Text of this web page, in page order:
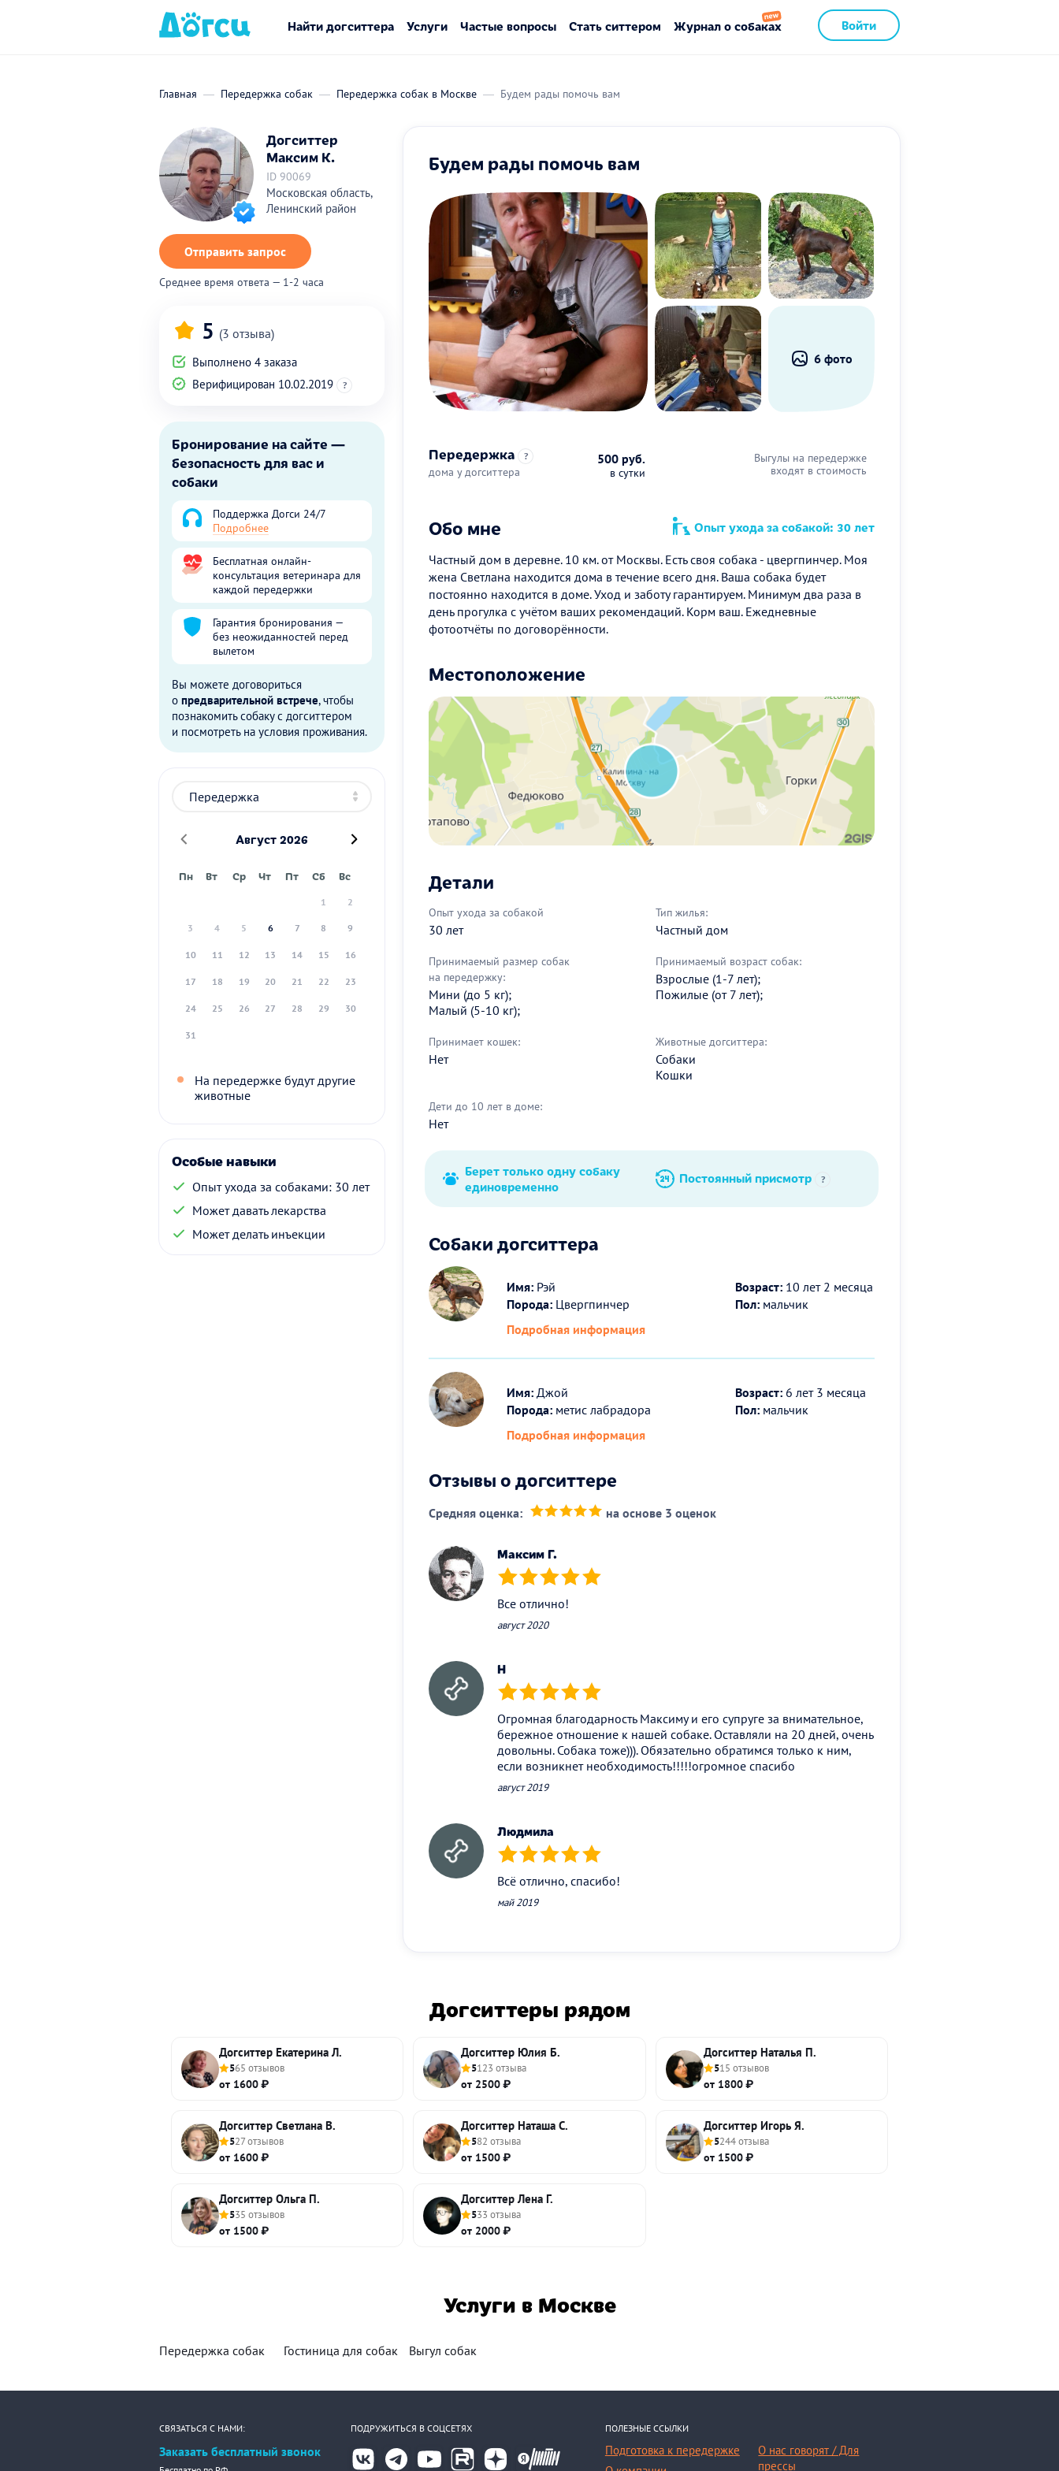
Войти
Найти догситтера Услуги Частые вопросы Стать ситтером Журнал о собаках
Главная Передержка собак Передержка собак в Москве Будем рады помочь вам
Догситтер
Максим К.
ID 90069
Московская область,
Ленинский район
Отправить запрос
Среднее время ответа — 1-2 часа
5 (3 отзыва)
Выполнено 4 заказа
Верифицирован 10.02.2019
?
Бронирование на сайте —
безопасность для вас и
собаки
Поддержка Догси 24/7
Подробнее
Бесплатная онлайн-
консультация ветеринара для
каждой передержки
Гарантия бронирования —
без неожиданностей перед
вылетом
Вы можете договориться
о предварительной встрече, чтобы
познакомить собаку с догситтером
и посмотреть на условия проживания.
Август 2026
Пн Вт Ср Чт Пт Сб Вс
1 2
3 4 5 6 7 8 9
10 11 12 13 14 15 16
17 18 19 20 21 22 23
24 25 26 27 28 29 30
31
На передержке будут другие
животные
Особые навыки
Опыт ухода за собаками: 30 лет
Может давать лекарства
Может делать инъекции
Будем рады помочь вам
6 фото
Передержка ?
дома у догситтера
500 руб.
в сутки
Выгулы на передержке
входят в стоимость
Обо мне Опыт ухода за собакой: 30 лет
Частный дом в деревне. 10 км. от Москвы. Есть своя собака - цвергпинчер. Моя
жена Светлана находится дома в течение всего дня. Ваша собака будет
постоянно находится в доме. Уход и заботу гарантируем. Минимум два раза в
день прогулка с учётом ваших рекомендаций. Корм ваш. Ежедневные
фотоотчёты по договорённости.
Местоположение
Детали
Опыт ухода за собакой
30 лет
Тип жилья:
Частный дом
Принимаемый размер собак
на передержку:
Мини (до 5 кг);
Малый (5-10 кг);
Принимаемый возраст собак:
Взрослые (1-7 лет);
Пожилые (от 7 лет);
Принимает кошек:
Нет
Животные догситтера:
Собаки
Кошки
Дети до 10 лет в доме:
Нет
Берет только одну собаку
единовременно
Постоянный присмотр ?
Собаки догситтера
Имя: Рэй
Порода: Цвергпинчер
Возраст: 10 лет 2 месяца
Пол: мальчик
Подробная информация
Имя: Джой
Порода: метис лабрадора
Возраст: 6 лет 3 месяца
Пол: мальчик
Подробная информация
Отзывы о догситтере
Средняя оценка: на основе 3 оценок
Максим Г.
(*) (*) (*) (*) (*)
Все отлично!
август 2020
Н
(*) (*) (*) (*) (*)
Огромная благодарность Максиму и его супруге за внимательное,
бережное отношение к нашей собаке. Оставляли на 20 дней, очень
довольны. Собака тоже))). Обязательно обратимся только к ним,
если возникнет необходимость!!!!!огромное спасибо
август 2019
Людмила
(*) (*) (*) (*) (*)
Всё отлично, спасибо!
май 2019
Догситтеры рядом
Догситтер Екатерина Л.
565 отзывов
от 1600 ₽
Догситтер Юлия Б.
5123 отзыва
от 2500 ₽
Догситтер Наталья П.
515 отзывов
от 1800 ₽
Догситтер Светлана В.
527 отзывов
от 1600 ₽
Догситтер Наташа С.
582 отзыва
от 1500 ₽
Догситтер Игорь Я.
5244 отзыва
от 1500 ₽
Догситтер Ольга П.
535 отзывов
от 1500 ₽
Догситтер Лена Г.
533 отзыва
от 2000 ₽
Услуги в Москве
Передержка собак Гостиница для собак Выгул собак
СВЯЗАТЬСЯ С НАМИ:
Заказать бесплатный звонок
ПОДРУЖИТЬСЯ В СОЦСЕТЯХ ПОЛЕЗНЫЕ ССЫЛКИ
Подготовка к передержке
О нас говорят / Для
прессы